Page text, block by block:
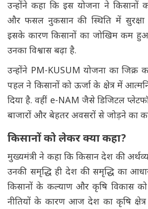
उन्होंने कहा कि इस योजना ने किसानों
और फसल नुकसान की स्थिति में सुरक्षा
इसके कारण किसानों का जोखिम कम
उनका विश्वास बढ़ा है.
उन्होंने PM-KUSUM योजना का जिक्र
पहल ने किसानों को ऊर्जा के क्षेत्र में
दिया है. वहीं e-NAM जैसे डिजिटल
बाजारों और बेहतर अवसरों से जोड़ने का
किसानों को लेकर क्या कहा?
मुख्यमंत्री ने कहा कि किसान देश की
उनकी समृद्धि ही देश की समृद्धि का
किसानों के कल्याण और कृषि विकास को
नीतियों के कारण आज देश का कृषि